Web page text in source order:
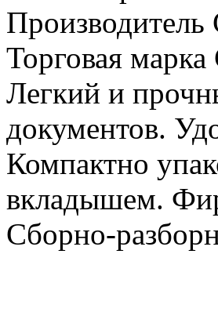
Торговая
Легкий и
документов.
Компактно
вкладышем.
Сборно-